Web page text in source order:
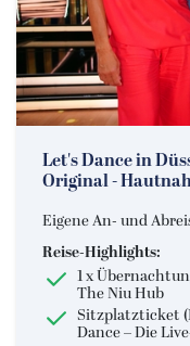
Let's Dance in
Original -
Eigene An- und
Reise-Highlights:
1 x
The Niu Hub
Sitzplatzticket
Dance – Die